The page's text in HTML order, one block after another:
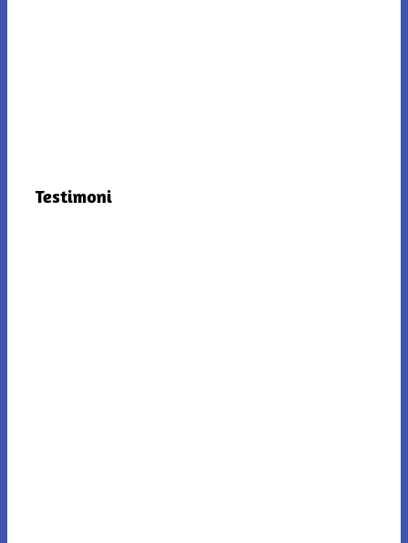
Testimoni